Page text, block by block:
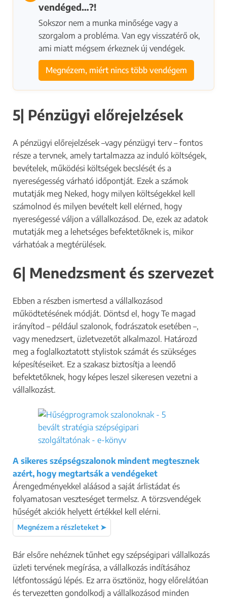
vendéged…?!
Sokszor nem a munka minősége vagy a
szorgalom a probléma. Van egy visszatérő ok,
ami miatt mégsem érkeznek új vendégek.
Megnézem, miért nincs több vendégem
5| Pénzügyi előrejelzések
A pénzügyi előrejelzések –vagy pénzügyi terv – fontos
része a tervnek, amely tartalmazza az induló költségek,
bevételek, működési költségek becslését és a
nyereségesség várható időpontját. Ezek a számok
mutatják meg Neked, hogy milyen költségekkel kell
számolnod és milyen bevételt kell elérned, hogy
nyereségessé váljon a vállalkozásod. De, ezek az adatok
mutatják meg a lehetséges befektetőknek is, mikor
várhatóak a megtérülések.
6| Menedzsment és szervezet
Ebben a részben ismertesd a vállalkozásod
működtetésének módját. Döntsd el, hogy Te magad
irányítod – például szalonok, fodrászatok esetében –,
vagy menedzsert, üzletvezetőt alkalmazol. Határozd
meg a foglalkoztatott stylistok számát és szükséges
képesítéseiket. Ez a szakasz biztosítja a leendő
befektetőknek, hogy képes leszel sikeresen vezetni a
vállalkozást.
A sikeres szépségszalonok mindent megtesznek
azért, hogy megtartsák a vendégeket
Árengedményekkel aláásod a saját árlistádat és
folyamatosan veszteséget termelsz. A törzsvendégek
hűségét akciók helyett értékkel kell elérni.
Megnézem a részleteket ➤
Bár elsőre nehéznek tűnhet egy szépségipari vállalkozás
üzleti tervének megírása, a vállalkozás indításához
létfontosságú lépés. Ez arra ösztönöz, hogy előrelátóan
és tervezetten gondolkodj a vállalkozásod minden